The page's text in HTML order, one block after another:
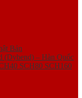
Bản
(Dybend) – Hàn Quốc
SCH80 SCH160